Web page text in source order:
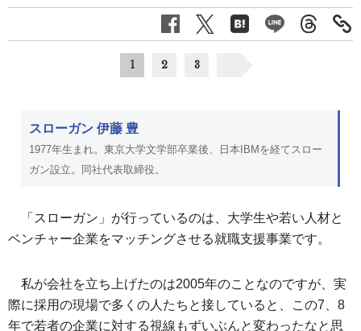
1 2 3
スローガン 伊藤 豊
1977年生まれ。東京大学文学部卒業後、日本IBMを経てスロー
ガン設立。同社代表取締役。
「スローガン」が行っているのは、大学生や若い人材と
ベンチャー企業をマッチングさせる就職支援事業です。
私が会社を立ち上げたのは2005年のことなのですが、実
際に採用の現場で多くの人たちと接していると、この7、8
年で若者の企業に対する視線もずいぶんと変わったなと思